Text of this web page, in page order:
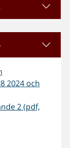
2024 och
2 (pdf,